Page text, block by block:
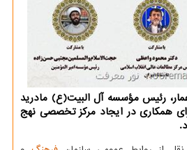
رئیس مؤسسه آل البیت(ع) مادرید
همکاری در ایجاد مرکز تخصصی نهج